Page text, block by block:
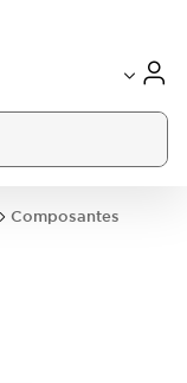
Composantes